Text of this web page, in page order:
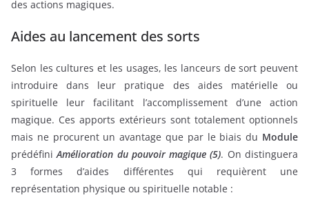
des actions magiques.
Aides au lancement des sorts
Selon les cultures et les usages, les lanceurs de sort peuvent
introduire dans leur pratique des aides matérielle ou
spirituelle leur facilitant l’accomplissement d’une action
magique. Ces apports extérieurs sont totalement optionnels
mais ne procurent un avantage que par le biais du Module
prédéfiniAmélioration du pouvoir magique (5). On distinguera
3 formes d’aides différentes qui requièrent une
représentation physique ou spirituelle notable :